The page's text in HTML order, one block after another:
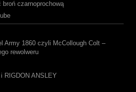
czarnoprochową
Army 1860 czyli McCollough Colt –
rewolweru
i RIGDON ANSLEY